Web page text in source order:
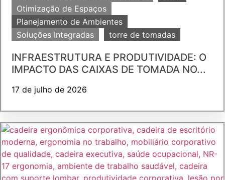
Otimização de Espaços
Planejamento de Ambientes
Soluções Integradas
torre de tomadas
INFRAESTRUTURA E PRODUTIVIDADE: O
IMPACTO DAS CAIXAS DE TOMADA NO...
17 de julho de 2026